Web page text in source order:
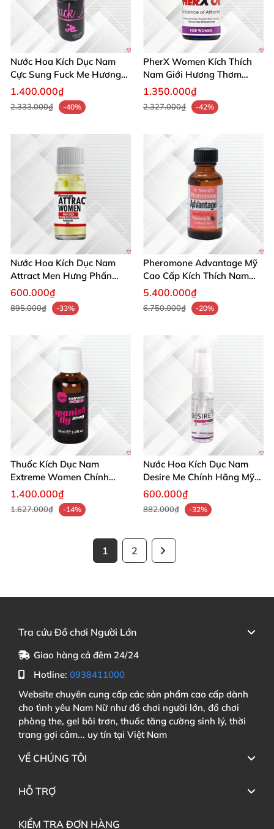
Nước Hoa Kích Dục Nam
Cực Sung Fuck Me Hương
Thơm Gợi Tình
1.400.000₫
2.333.000₫ -40%
PherX Women Kích Thích
Nam Giới Hương Thơm
Quyến Rũ Độc Quyền
1.350.000₫
2.327.000₫ -42%
Nước Hoa Kích Dục Nam
Attract Men Hưng Phấn
Mạnh Mẽ Tăng Ham Muốn
600.000₫
895.000₫ -33%
Pheromone Advantage Mỹ
Cao Cấp Kích Thích Nam
Giới Nhanh
5.400.000₫
6.750.000₫ -20%
Thuốc Kích Dục Nam
Extreme Women Chính
Hãng Mỹ Tăng Ham Muốn
1.400.000₫
1.627.000₫ -14%
Nước Hoa Kích Dục Nam
Desire Me Chính Hãng Mỹ
Tăng Khoái Cảm
600.000₫
882.000₫ -32%
1 2
Tra cứu Đồ chơi Người Lớn
Giao hàng cả đêm 24/24
Hotline: 0938411000
Website chuyên cung cấp các sản phẩm cao cấp dành
cho tình yêu Nam Nữ như đồ chơi người lớn, đồ chơi
phòng the, gel bôi trơn, thuốc tăng cường sinh lý, thời
trang gợi cảm... uy tín tại Việt Nam
VỀ CHÚNG TÔI
HỖ TRỢ
KIỂM TRA ĐƠN HÀNG